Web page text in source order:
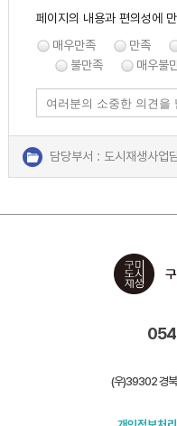
페이지의 내용과 편의성에
매우만족
만족
불만족
매우불
담당부서 : 도시재생사업
(우)39302 경